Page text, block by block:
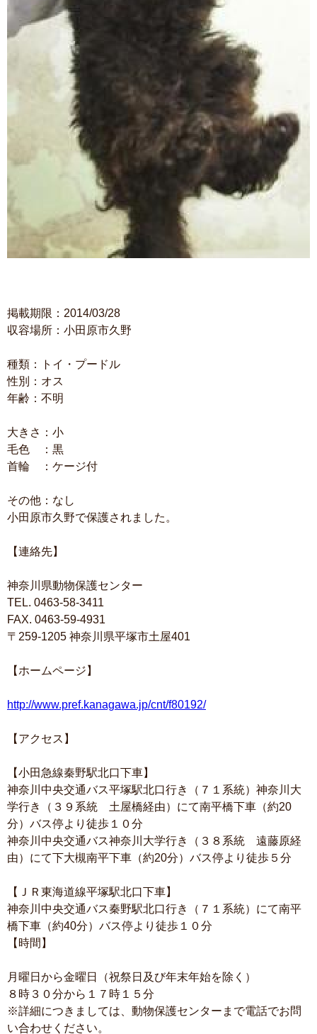
掲載期限：2014/03/28
収容場所：小田原市久野
種類：トイ・プードル
性別：オス
年齢：不明
大きさ：小
毛色 ：黒
首輪 ：ケージ付
その他：なし
小田原市久野で保護されました。
【連絡先】
神奈川県動物保護センター
TEL. 0463-58-3411
FAX. 0463-59-4931
〒259-1205 神奈川県平塚市土屋401
【ホームページ】
http://www.pref.kanagawa.jp/cnt/f80192/
【アクセス】
【小田急線秦野駅北口下車】
神奈川中央交通バス平塚駅北口行き（７１系統）神奈川大
学行き（３９系統 土屋橋経由）にて南平橋下車（約20
分）バス停より徒歩１０分
神奈川中央交通バス神奈川大学行き（３８系統 遠藤原経
由）にて下大槻南平下車（約20分）バス停より徒歩５分
【ＪＲ東海道線平塚駅北口下車】
神奈川中央交通バス秦野駅北口行き（７１系統）にて南平
橋下車（約40分）バス停より徒歩１０分
【時間】
月曜日から金曜日（祝祭日及び年末年始を除く）
８時３０分から１７時１５分
※詳細につきましては、動物保護センターまで電話でお問
い合わせください。